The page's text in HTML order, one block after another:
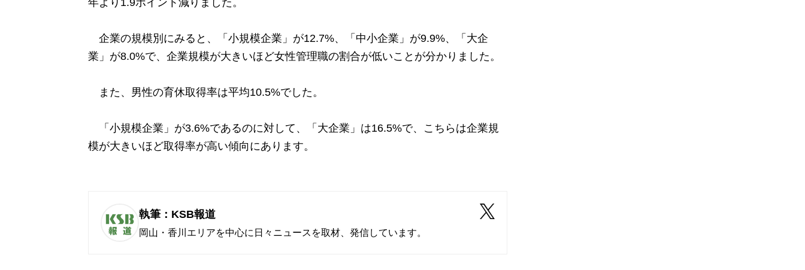
企業の規模別にみると、「小規模企業」が12.7%、「中小企業」が9.9%、「大企
業」が8.0%で、企業規模が大きいほど女性管理職の割合が低いことが分かりました。
また、男性の育休取得率は平均10.5%でした。
「小規模企業」が3.6%であるのに対して、「大企業」は16.5%で、こちらは企業規
模が大きいほど取得率が高い傾向にあります。
執筆：KSB報道
岡山・香川エリアを中心に日々ニュースを取材、発信しています。